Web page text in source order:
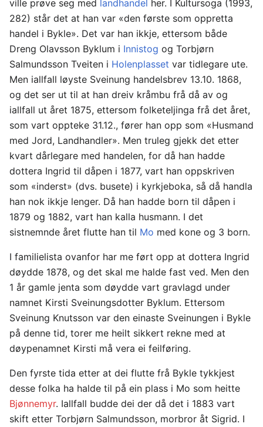
ville prøve seg med landhandel her. I Kultursoga (1993,
282) står det at han var «den første som oppretta
handel i Bykle». Det var han ikkje, ettersom både
Dreng Olavsson Byklum i Innistog og Torbjørn
Salmundsson Tveiten i Holenplasset var tidlegare ute.
Men iallfall løyste Sveinung handelsbrev 13.10. 1868,
og det ser ut til at han dreiv kråmbu frå då av og
iallfall ut året 1875, ettersom folketeljinga frå det året,
som vart oppteke 31.12., fører han opp som «Husmand
med Jord, Landhandler». Men truleg gjekk det etter
kvart dårlegare med handelen, for då han hadde
dottera Ingrid til dåpen i 1877, vart han oppskriven
som «inderst» (dvs. busete) i kyrkjeboka, så då handla
han nok ikkje lenger. Då han hadde born til dåpen i
1879 og 1882, vart han kalla husmann. I det
sistnemnde året flutte han til Mo med kone og 3 born.
I familielista ovanfor har me ført opp at dottera Ingrid
døydde 1878, og det skal me halde fast ved. Men den
1 år gamle jenta som døydde vart gravlagd under
namnet Kirsti Sveinungsdotter Byklum. Ettersom
Sveinung Knutsson var den einaste Sveinungen i Bykle
på denne tid, torer me heilt sikkert rekne med at
døypenamnet Kirsti må vera ei feilføring.
Den fyrste tida etter at dei flutte frå Bykle tykkjest
desse folka ha halde til på ein plass i Mo som heitte
Bjønnemyr. Iallfall budde dei der då det i 1883 vart
skift etter Torbjørn Salmundsson, morbror åt Sigrid. I